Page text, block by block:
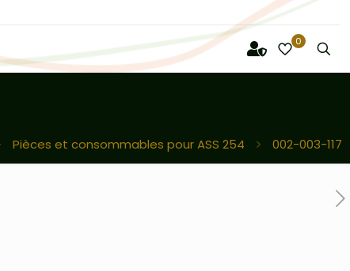
0
Pièces et consommables pour ASS 254 002-003-117